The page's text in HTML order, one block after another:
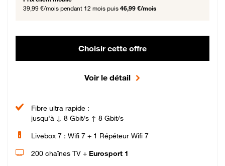
39,99 €/mois pendant 12 mois puis 46,99 €/mois
Choisir cette offre
Voir le détail
Fibre ultra rapide :
jusqu'à ↓ 8 Gbit/s ↑ 8 Gbit/s
Livebox 7 : Wifi 7 + 1 Répéteur Wifi 7
200 chaînes TV + Eurosport 1